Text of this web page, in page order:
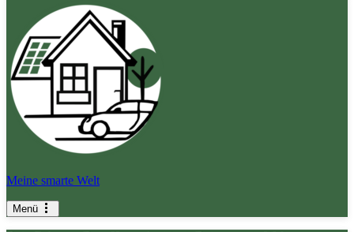
Meine smarte Welt
Menü
Navigationsmenü